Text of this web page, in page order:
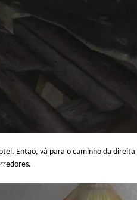
Então, vá para o caminho da